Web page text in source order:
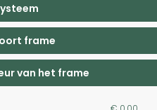
frame
van het frame